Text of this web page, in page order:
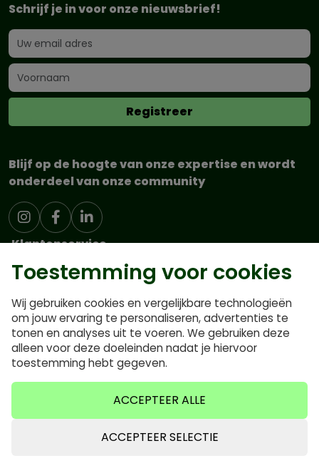
Schrijf je in voor onze nieuwsbrief!
Blijf op de hoogte van onze expertise en wordt
onderdeel van onze community
Klantenservice
Nieuwsbrief
Contact
Home
Over ons
Blog
Toestemming voor cookies
Wij gebruiken cookies en vergelijkbare technologieën
om jouw ervaring te personaliseren, advertenties te
tonen en analyses uit te voeren. We gebruiken deze
alleen voor deze doeleinden nadat je hiervoor
toestemming hebt gegeven.
ACCEPTEER ALLE
ACCEPTEER SELECTIE